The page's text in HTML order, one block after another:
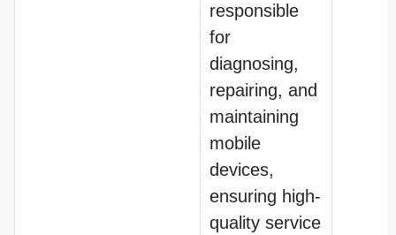
responsible
for
diagnosing,
repairing, and
maintaining
mobile
devices,
ensuring high-
quality service